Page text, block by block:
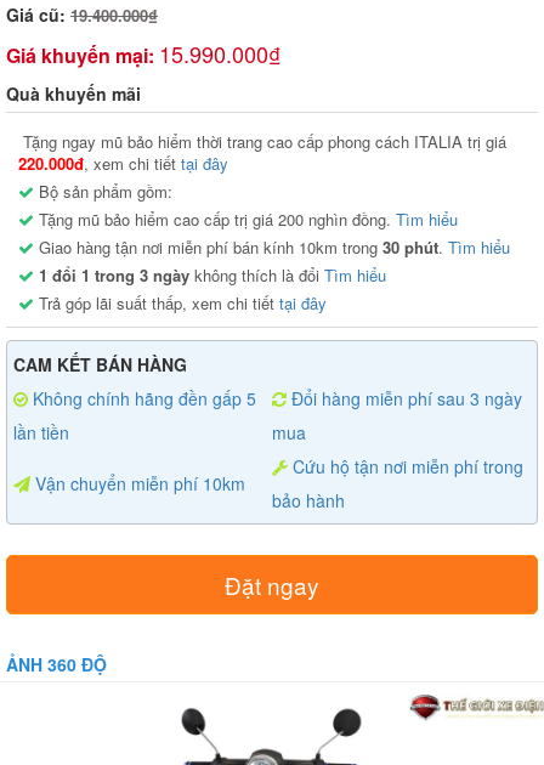
Giá cũ: 19.400.000₫
Giá khuyến mại: 15.990.000₫
Quà khuyến mãi
Tặng ngay mũ bảo hiểm thời trang cao cấp phong cách ITALIA trị giá
220.000đ, xem chi tiết tại đây
Bộ sản phẩm gồm:
Tặng mũ bảo hiểm cao cấp trị giá 200 nghìn đồng. Tìm hiểu
Giao hàng tận nơi miễn phí bán kính 10km trong 30 phút. Tìm hiểu
1 đổi 1 trong 3 ngày không thích là đổi Tìm hiểu
Trả góp lãi suất thấp, xem chi tiết tại đây
CAM KẾT BÁN HÀNG
Không chính hãng đền gấp 5
lần tiền
Đổi hàng miễn phí sau 3 ngày
mua
Vận chuyển miễn phí 10km
Cứu hộ tận nơi miễn phí trong
bảo hành
Đặt ngay
ẢNH 360 ĐỘ